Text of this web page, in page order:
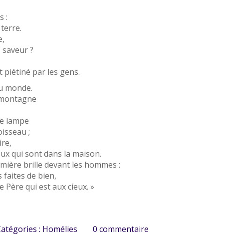
:
?
piétiné par les gens.
monde.
lampe
;
qui sont dans la maison.
brille devant les hommes :
faites de bien,
qui est aux cieux. »
: Homélies 0 commentaire